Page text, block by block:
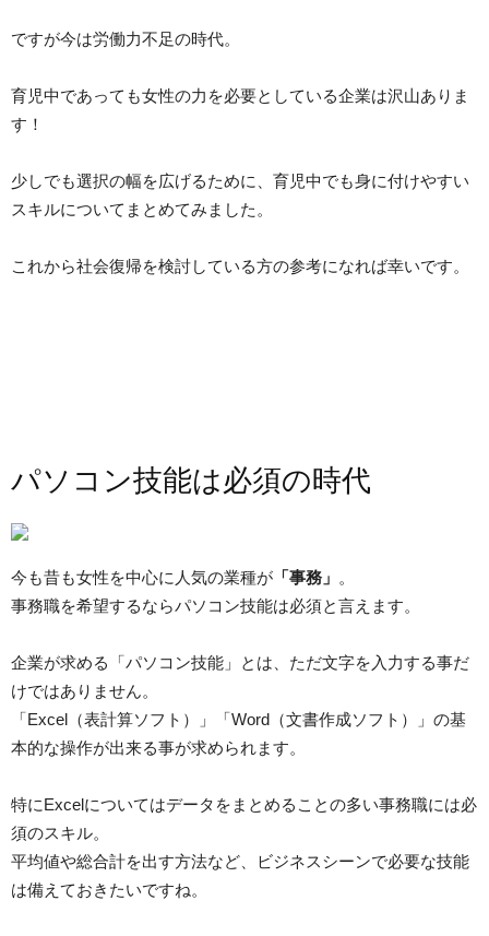
ですが今は労働力不足の時代。
育児中であっても女性の力を必要としている企業は沢山ありま
す！
少しでも選択の幅を広げるために、育児中でも身に付けやすい
スキルについてまとめてみました。
これから社会復帰を検討している方の参考になれば幸いです。
パソコン技能は必須の時代
今も昔も女性を中心に人気の業種が 「事務」 。
事務職を希望するならパソコン技能は必須と言えます。
企業が求める「パソコン技能」とは、ただ文字を入力する事だ
けではありません。
「Excel（表計算ソフト）」「Word（文書作成ソフト）」の基
本的な操作が出来る事が求められます。
特にExcelについてはデータをまとめることの多い事務職には必
須のスキル。
平均値や総合計を出す方法など、ビジネスシーンで必要な技能
は備えておきたいですね。